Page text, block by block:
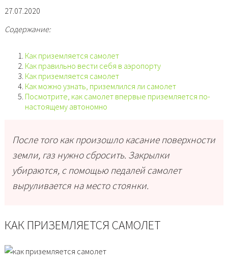
27.07.2020
Содержание:
Как приземляется самолет
Как правильно вести себя в аэропорту
Как приземляется самолет
Как можно узнать, приземлился ли самолет
Посмотрите, как самолет впервые приземляется по-
настоящему автономно
После того как произошло касание поверхности
земли, газ нужно сбросить. Закрылки
убираются, с помощью педалей самолет
выруливается на место стоянки.
КАК ПРИЗЕМЛЯЕТСЯ САМОЛЕТ